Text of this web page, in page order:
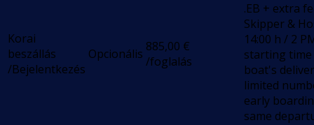
Korai
beszállás
/Bejelentkezés
Opcionális 885,00 €
/foglalás
.EB + extra
Skipper &
14:00 h / 2
starting
boat's
limited
early
same